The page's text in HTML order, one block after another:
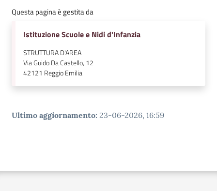
Questa pagina è gestita da
Istituzione Scuole e Nidi d'Infanzia
STRUTTURA D'AREA
Via Guido Da Castello, 12
42121 Reggio Emilia
Ultimo aggiornamento: 23-06-2026, 16:59